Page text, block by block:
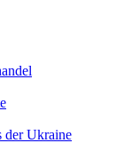
der Ukraine